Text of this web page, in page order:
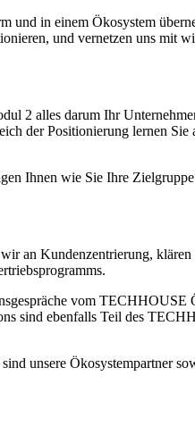
in einem Ökosystem
und vernetzen uns mit
2 alles darum Ihr
der Positionierung lernen Sie
Ihnen wie Sie Ihre Zielgruppe
an Kundenzentrierung,
vom TECHHOUSE
sind ebenfalls Teil des
unsere Ökosystempartner